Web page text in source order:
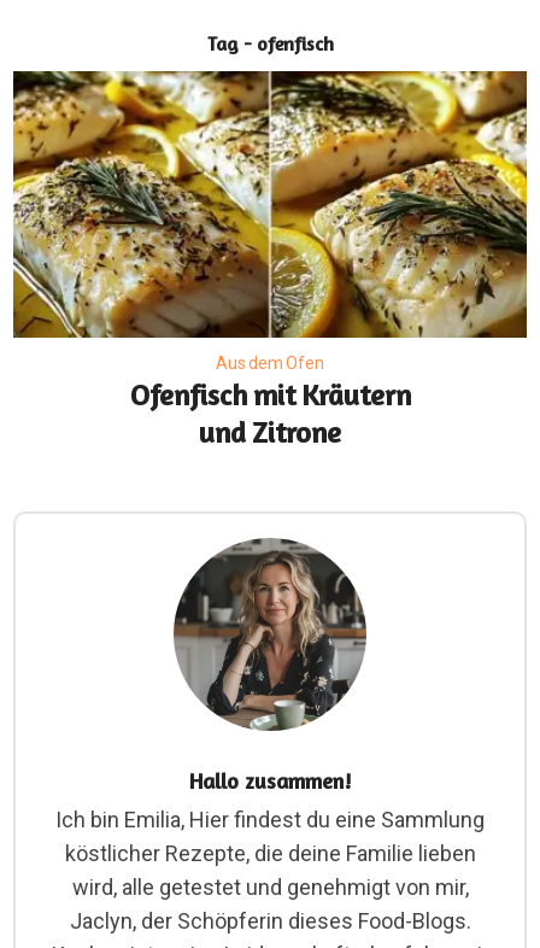
Tag - ofenfisch
Aus dem Ofen
Ofenfisch mit Kräutern
und Zitrone
Hallo zusammen!
Ich bin Emilia, Hier findest du eine Sammlung
köstlicher Rezepte, die deine Familie lieben
wird, alle getestet und genehmigt von mir,
Jaclyn, der Schöpferin dieses Food-Blogs.